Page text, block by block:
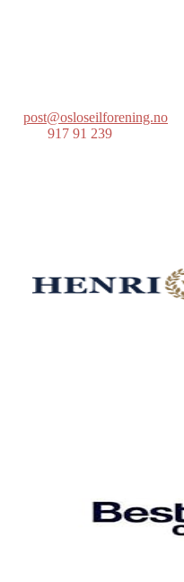
post@osloseilforening.no
917 91 239